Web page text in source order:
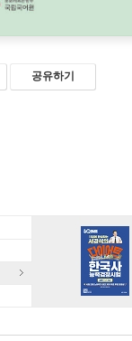
공유하기